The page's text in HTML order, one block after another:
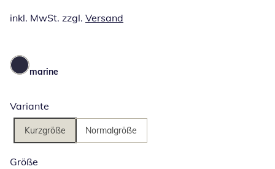
inkl. MwSt. zzgl. Versand
marine
Variante
Kurzgröße Normalgröße
Größe